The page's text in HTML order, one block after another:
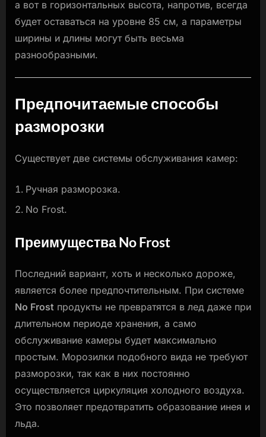
а вот в горизонтальных высота, напротив, всегда
будет оставаться на уровне 85 см, а параметры
ширины и длины могут быть весьма
разнообразными.
Предпочитаемые способы
разморозки
Существует две системы обслуживания камер:
Ручная разморозка.
No Frost.
Преимущества No Frost
Последний вариант, хоть и несколько дороже,
является более предпочтительным. При системе
No Frost продукты не превратятся в лед даже при
длительном периоде хранения, а само
обслуживание камеры будет максимально
простым. Морозилки подобного вида не требуют
разморозки, так как в них постоянно
осуществляется циркуляция холодного воздуха.
Это позволяет предотвратить образование инея и
льда.